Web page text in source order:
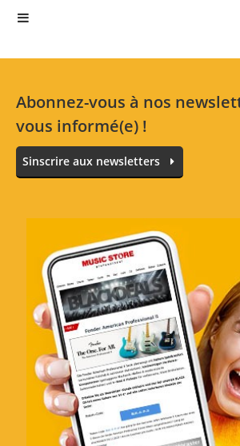
1 Étoiles
Toutes les langues
The perfect set for me
Avis de :Fabien Marathée
Years and years trying every
just wish this one will exist
lasting, cannot feel the coating
to any other coated set, even
brand. Hybrid set 9 - 46 goes
stratocaster, telecaster,
Never broke a string and the
ball, my favourite. Need the 9
Abonnez-vous à nos
vous informé(e) !
Sinscrire aux newsletters